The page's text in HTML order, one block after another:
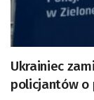
Ukrainiec
policjantów o